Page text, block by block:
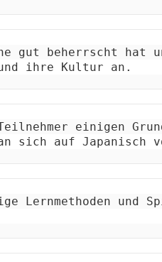
gut beherrscht
ihre Kultur an.
einigen
sich auf Japanisch
und